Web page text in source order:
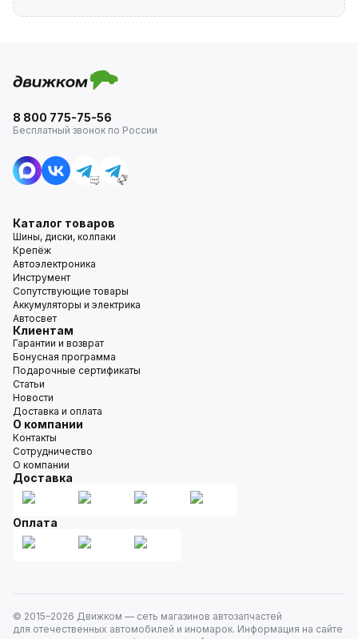
8 800 775-75-56
Бесплатный звонок по России
Каталог товаров
Шины, диски, колпаки
Крепёж
Автоэлектроника
Инструмент
Сопутствующие товары
Аккумуляторы и электрика
Автосвет
Клиентам
Гарантии и возврат
Бонусная программа
Подарочные сертификаты
Статьи
Новости
Доставка и оплата
О компании
Контакты
Сотрудничество
О компании
Доставка
Оплата
© 2015–2026 Движком — сеть магазинов автозапчастей
для отечественных автомобилей и иномарок. Информация на сайте